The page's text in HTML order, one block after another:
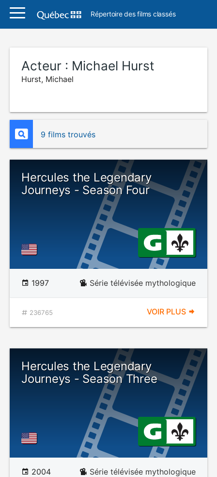
Répertoire des films classés
Acteur : Michael Hurst
Hurst, Michael
9 films trouvés
Hercules the Legendary
Journeys - Season Four
1997 Série télévisée mythologique
236765 VOIR PLUS
Hercules the Legendary
Journeys - Season Three
2004 Série télévisée mythologique